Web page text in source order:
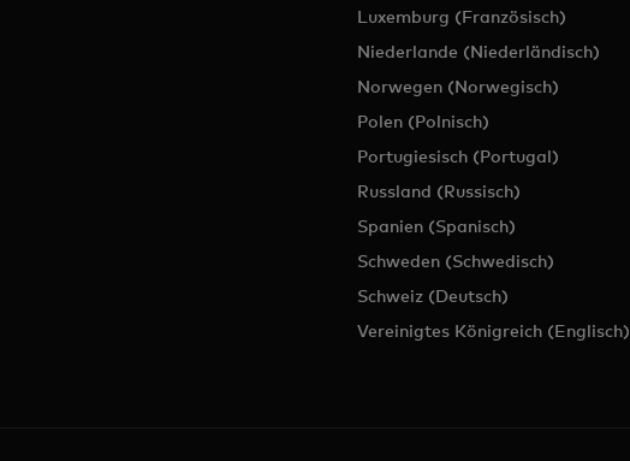
Luxemburg (Französisch)
Niederlande (Niederländisch)
Norwegen (Norwegisch)
Polen (Polnisch)
Portugiesisch (Portugal)
Russland (Russisch)
Spanien (Spanisch)
Schweden (Schwedisch)
Schweiz (Deutsch)
Vereinigtes Königreich (Englisch)